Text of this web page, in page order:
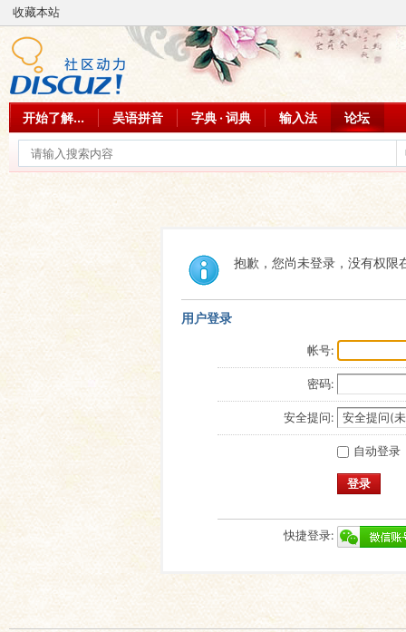
收藏本站
开始了解... 吴语拼音 字典 · 词典 输入法 论坛
抱歉，您尚未登录，没有权限
用户登录
帐号:
密码:
安全提问:
自动登录
登录
快捷登录: